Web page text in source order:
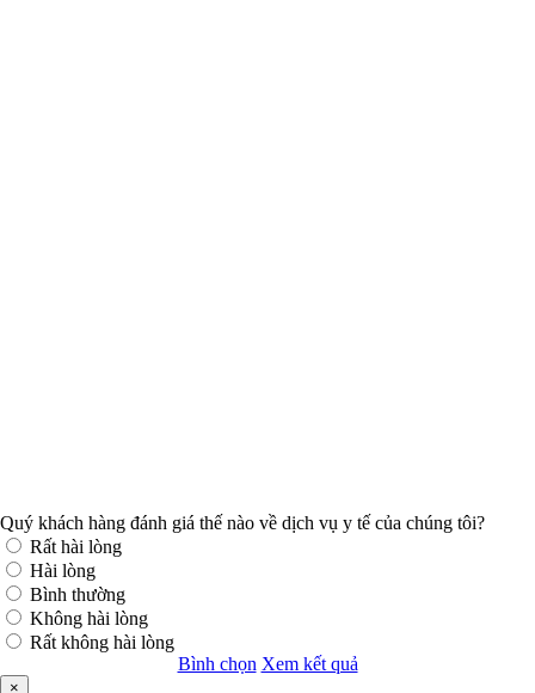
Quý khách hàng đánh giá thế nào về dịch vụ y tế của chúng tôi?
Rất hài lòng
Hài lòng
Bình thường
Không hài lòng
Rất không hài lòng
Bình chọn Xem kết quả
×